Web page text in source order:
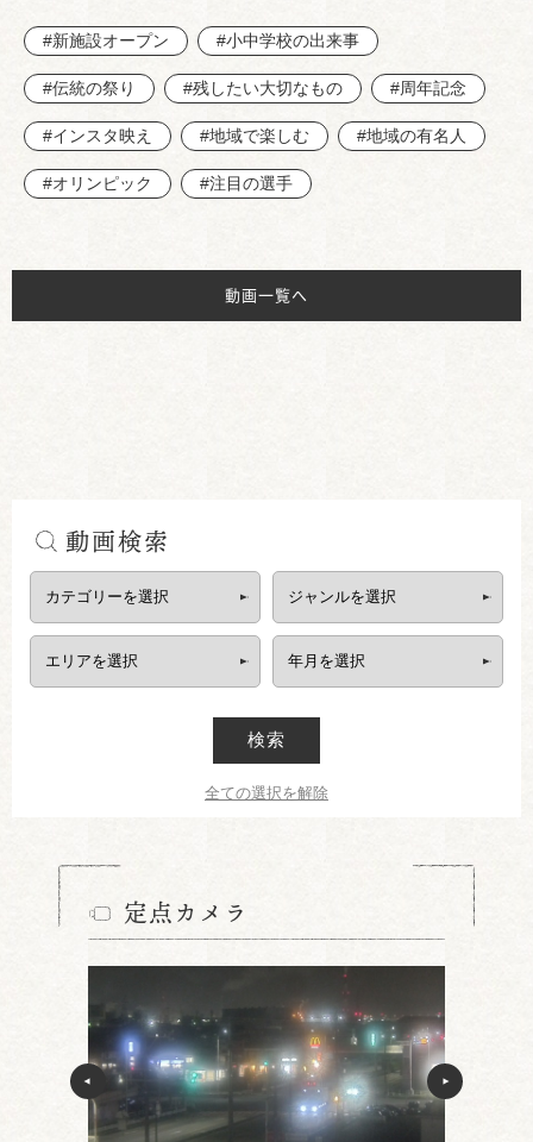
#新施設オープン #小中学校の出来事
#伝統の祭り #残したい大切なもの #周年記念
#インスタ映え #地域で楽しむ #地域の有名人
#オリンピック #注目の選手
動画一覧へ
動画検索
検索
全ての選択を解除
定点カメラ